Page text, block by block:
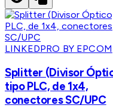
LINKEDPRO BY EPCOM
Splitter (Divisor
tipo PLC, de 1x4,
conectores SC/UPC